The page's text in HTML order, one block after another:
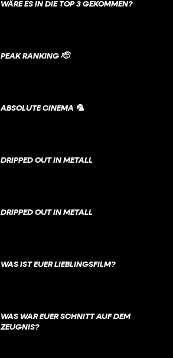
WÄRE ES IN DIE TOP 3 GEKOMMEN?
PEAK RANKING 🫡
ABSOLUTE CINEMA 🦜
DRIPPED OUT IN METALL
DRIPPED OUT IN METALL
WAS IST EUER LIEBLINGSFILM?
WAS WAR EUER SCHNITT AUF DEM
ZEUGNIS?